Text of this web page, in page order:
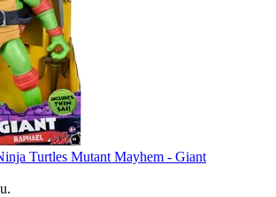
Turtles Mutant Mayhem - Giant
.